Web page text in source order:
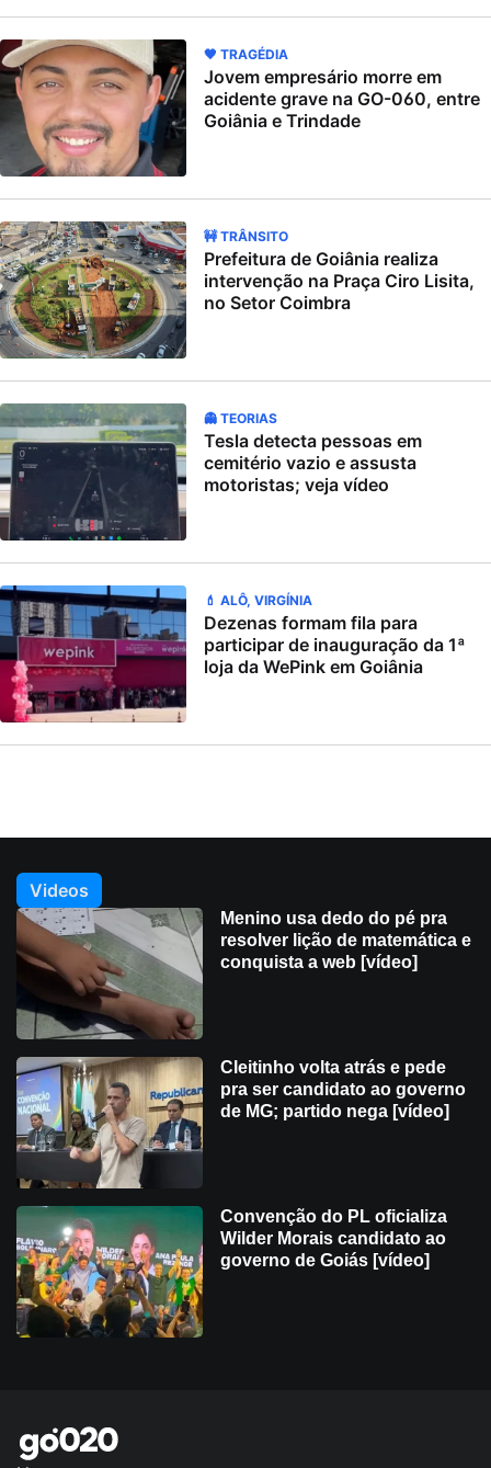
🖤 TRAGÉDIA
Jovem empresário morre em
acidente grave na GO-060, entre
Goiânia e Trindade
🚧 TRÂNSITO
Prefeitura de Goiânia realiza
intervenção na Praça Ciro Lisita,
no Setor Coimbra
👻 TEORIAS
Tesla detecta pessoas em
cemitério vazio e assusta
motoristas; veja vídeo
💄 ALÔ, VIRGÍNIA
Dezenas formam fila para
participar de inauguração da 1ª
loja da WePink em Goiânia
Videos
Menino usa dedo do pé pra
resolver lição de matemática e
conquista a web [vídeo]
Cleitinho volta atrás e pede
pra ser candidato ao governo
de MG; partido nega [vídeo]
Convenção do PL oficializa
Wilder Morais candidato ao
governo de Goiás [vídeo]